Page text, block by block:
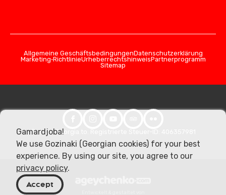
Allgemeine GeschäftsbedingungenDatenschutzerklärung
Marketing‑RichtlinieUrheberrechtshinweisPartnerprogramm
Sitemap
© 2026 Georgia.to. Registrierte Steuer-ID: 406357981
Gamardjoba!
We use Gozinaki (Georgian cookies) for your best
experience. By using our site, you agree to our
privacy policy.
Accept